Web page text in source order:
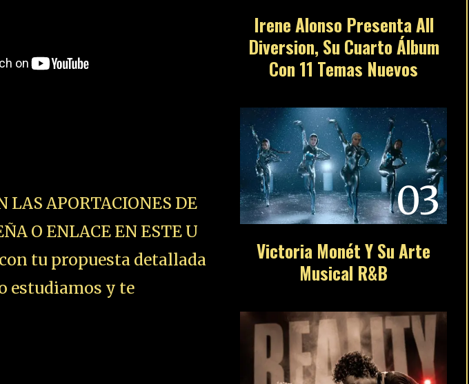
LAS APORTACIONES DE
O ENLACE EN ESTE U
tu propuesta detallada
estudiamos y te
Irene Alonso Presenta All
Diversion, Su Cuarto Álbum
Con 11 Temas Nuevos
03
Victoria Monét Y Su Arte
Musical R&B